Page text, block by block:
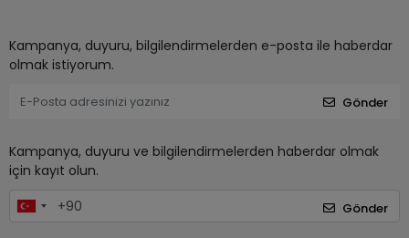
Kampanya, duyuru, bilgilendirmelerden e-posta ile haberdar
olmak istiyorum.
Gönder
Kampanya, duyuru ve bilgilendirmelerden haberdar olmak
için kayıt olun.
Gönder